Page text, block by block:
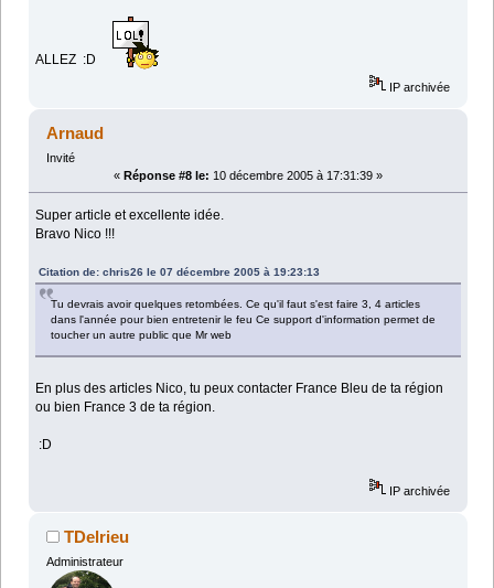
ALLEZ :D
IP archivée
Arnaud
Invité
« Réponse #8 le: 10 décembre 2005 à 17:31:39 »
Super article et excellente idée.
Bravo Nico !!!
Citation de: chris26 le 07 décembre 2005 à 19:23:13
Tu devrais avoir quelques retombées. Ce qu'il faut s'est faire 3, 4 articles
dans l'année pour bien entretenir le feu Ce support d'information permet de
toucher un autre public que Mr web
En plus des articles Nico, tu peux contacter France Bleu de ta région
ou bien France 3 de ta région.
:D
IP archivée
TDelrieu
Administrateur